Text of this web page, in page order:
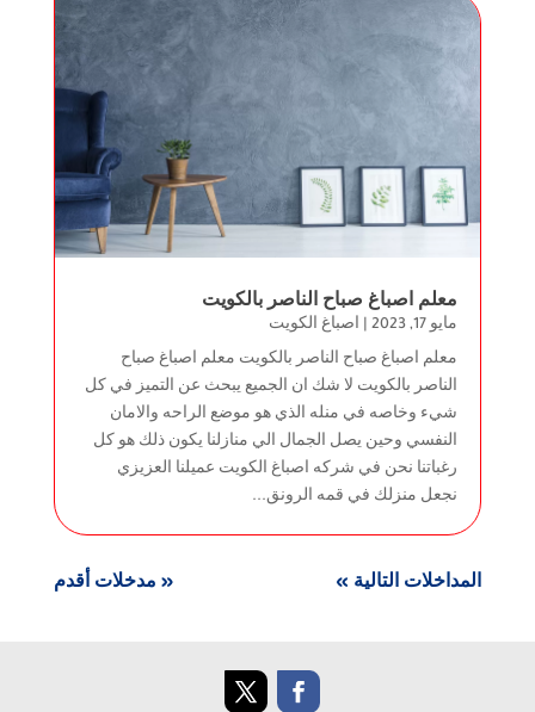
معلم اصباغ صباح الناصر بالكويت
مايو 17, 2023 | اصباغ الكويت
معلم اصباغ صباح الناصر بالكويت معلم اصباغ صباح
الناصر بالكويت لا شك ان الجميع يبحث عن التميز في كل
شيء وخاصه في منله الذي هو موضع الراحه والامان
النفسي وحين يصل الجمال الي منازلنا يكون ذلك هو كل
رغباتنا نحن في شركه اصباغ الكويت عميلنا العزيزي
نجعل منزلك في قمه الرونق...
« مدخلات أقدم المداخلات التالية »